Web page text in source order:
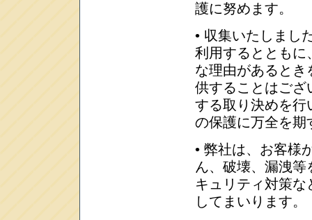
護に努めます。
• 収集いたしまし
利用するとともに
な理由があると
供することはござ
する取り決めを行
の保護に万全を期
• 弊社は、お客様
ん、破壊、漏洩
キュリティ対策
してまいります。